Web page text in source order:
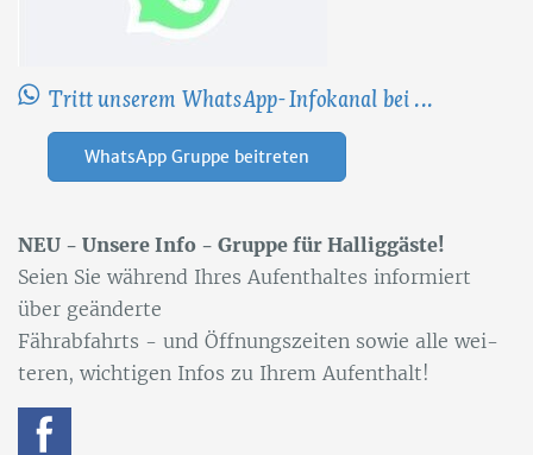
Tritt unserem WhatsApp-Infokanal bei ...
WhatsApp Gruppe beitreten
NEU - Un­se­re Info - Grup­pe für Hal­lig­gäs­te!
Sei­en Sie wäh­rend Ih­res Auf­ent­hal­tes in­for­miert
über ge­än­der­te
Fähr­ab­fahrts - und Öff­nungs­zei­ten so­wie alle wei­
te­ren, wich­ti­gen In­fos zu Ih­rem Auf­ent­halt!